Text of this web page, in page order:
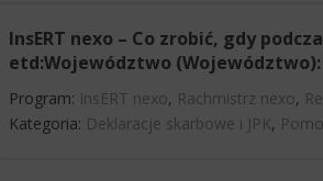
InsERT nexo – Co zrobić, gdy
etd:Województwo
Program: InsERT nexo, Rachmistrz nexo,
Kategoria: Deklaracje skarbowe i JPK,